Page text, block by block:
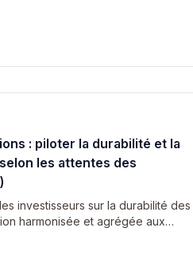
: piloter la durabilité et la
les attentes des
investisseurs sur la durabilité des
harmonisée et agrégée aux…